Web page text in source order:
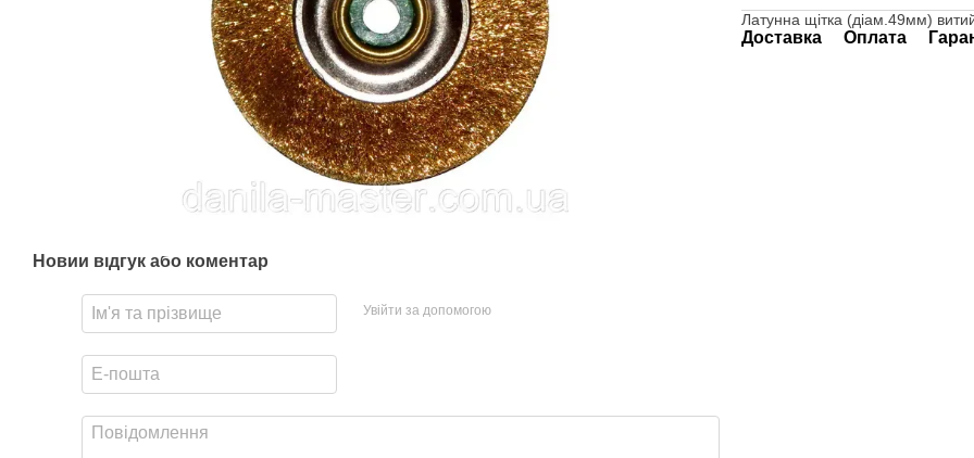
Новий відгук або коментар
Увійти за допомогою
Латунна щітка (діам.49мм)
Доставка Оплата